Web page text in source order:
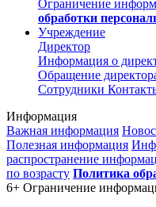
Ограничение
обработки
Учреждение
Директор
Информация о
Обращение
Сотрудники
Информация
Важная информация
Полезная информация
распространение
по возрасту Политика
6+ Ограничение